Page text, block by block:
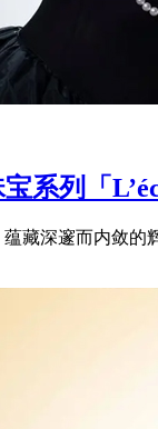
系列「
藏深邃而内敛